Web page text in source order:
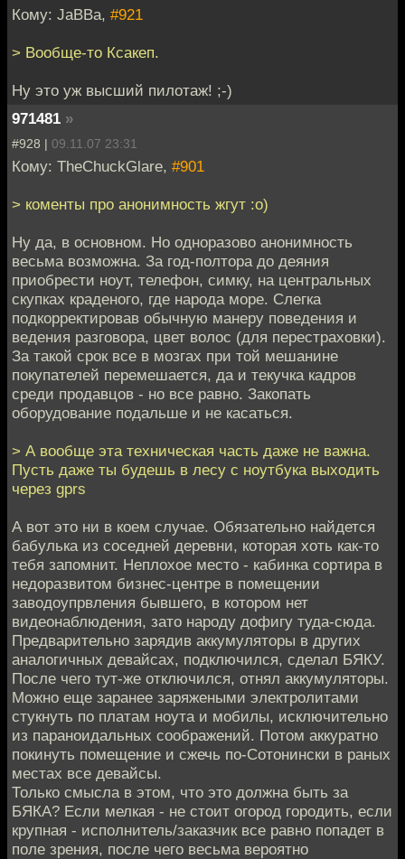
Кому: JaBBa, #921
> Вообще-то Ксакеп.
Ну это уж высший пилотаж! ;-)
971481 »
#928 | 09.11.07 23:31
Кому: TheChuckGlare, #901
> коменты про анонимность жгут :о)
Ну да, в основном. Но одноразово анонимность
весьма возможна. За год-полтора до деяния
приобрести ноут, телефон, симку, на центральных
скупках краденого, где народа море. Слегка
подкорректировав обычную манеру поведения и
ведения разговора, цвет волос (для перестраховки).
За такой срок все в мозгах при той мешанине
покупателей перемешается, да и текучка кадров
среди продавцов - но все равно. Закопать
оборудование подальше и не касаться.
> А вообще эта техническая часть даже не важна.
Пусть даже ты будешь в лесу с ноутбука выходить
через gprs
А вот это ни в коем случае. Обязательно найдется
бабулька из соседней деревни, которая хоть как-то
тебя запомнит. Неплохое место - кабинка сортира в
недоразвитом бизнес-центре в помещении
заводоупрвления бывшего, в котором нет
видеонаблюдения, зато народу дофигу туда-сюда.
Предварительно зарядив аккумуляторы в других
аналогичных девайсах, подключился, сделал БЯКУ.
После чего тут-же отключился, отнял аккумуляторы.
Можно еще заранее заряжеными электролитами
стукнуть по платам ноута и мобилы, исключительно
из параноидальных соображений. Потом аккуратно
покинуть помещение и сжечь по-Сотонински в раных
местах все девайсы.
Только смысла в этом, что это должна быть за
БЯКА? Если мелкая - не стоит огород городить, если
крупная - исполнитель/заказчик все равно попадет в
поле зрения, после чего весьма вероятно